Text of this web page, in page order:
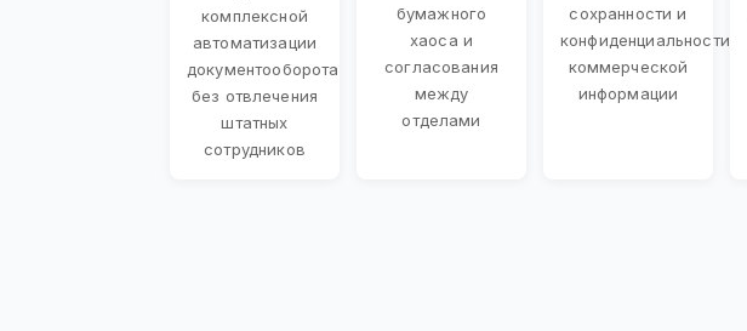
комплексной
автоматизации
документооборота
без отвлечения
штатных
сотрудников
бумажного
хаоса и
согласования
между
отделами
сохранности и
конфиденциальности
коммерческой
информации